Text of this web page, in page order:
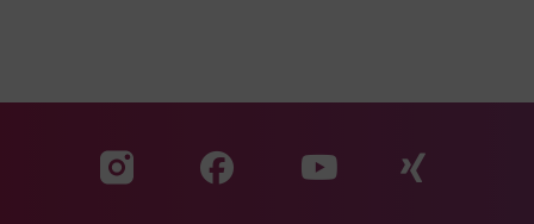
Zu unserer Facebook
Zu